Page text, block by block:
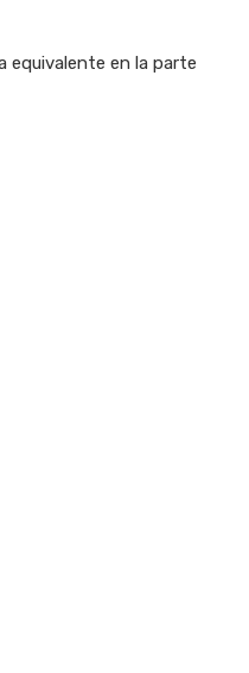
equivalente en la parte